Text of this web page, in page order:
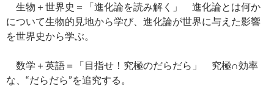
生物＋世界史＝「進化論を読み解く」 進化論とは何か
について生物的見地から学び、進化論が世界に与えた影響
を世界史から学ぶ。
数学＋英語＝「目指せ！究極のだらだら」 究極∩効率
な、“だらだら”を追究する。